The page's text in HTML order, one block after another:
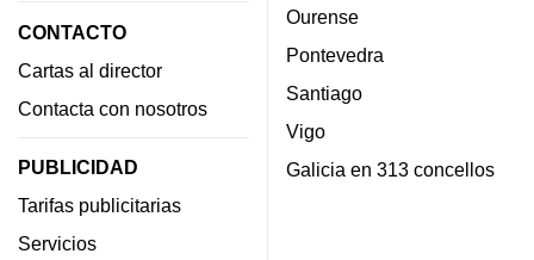
CONTACTO
Cartas al director
Contacta con nosotros
PUBLICIDAD
Tarifas publicitarias
Servicios
Ourense
Pontevedra
Santiago
Vigo
Galicia en 313 concellos